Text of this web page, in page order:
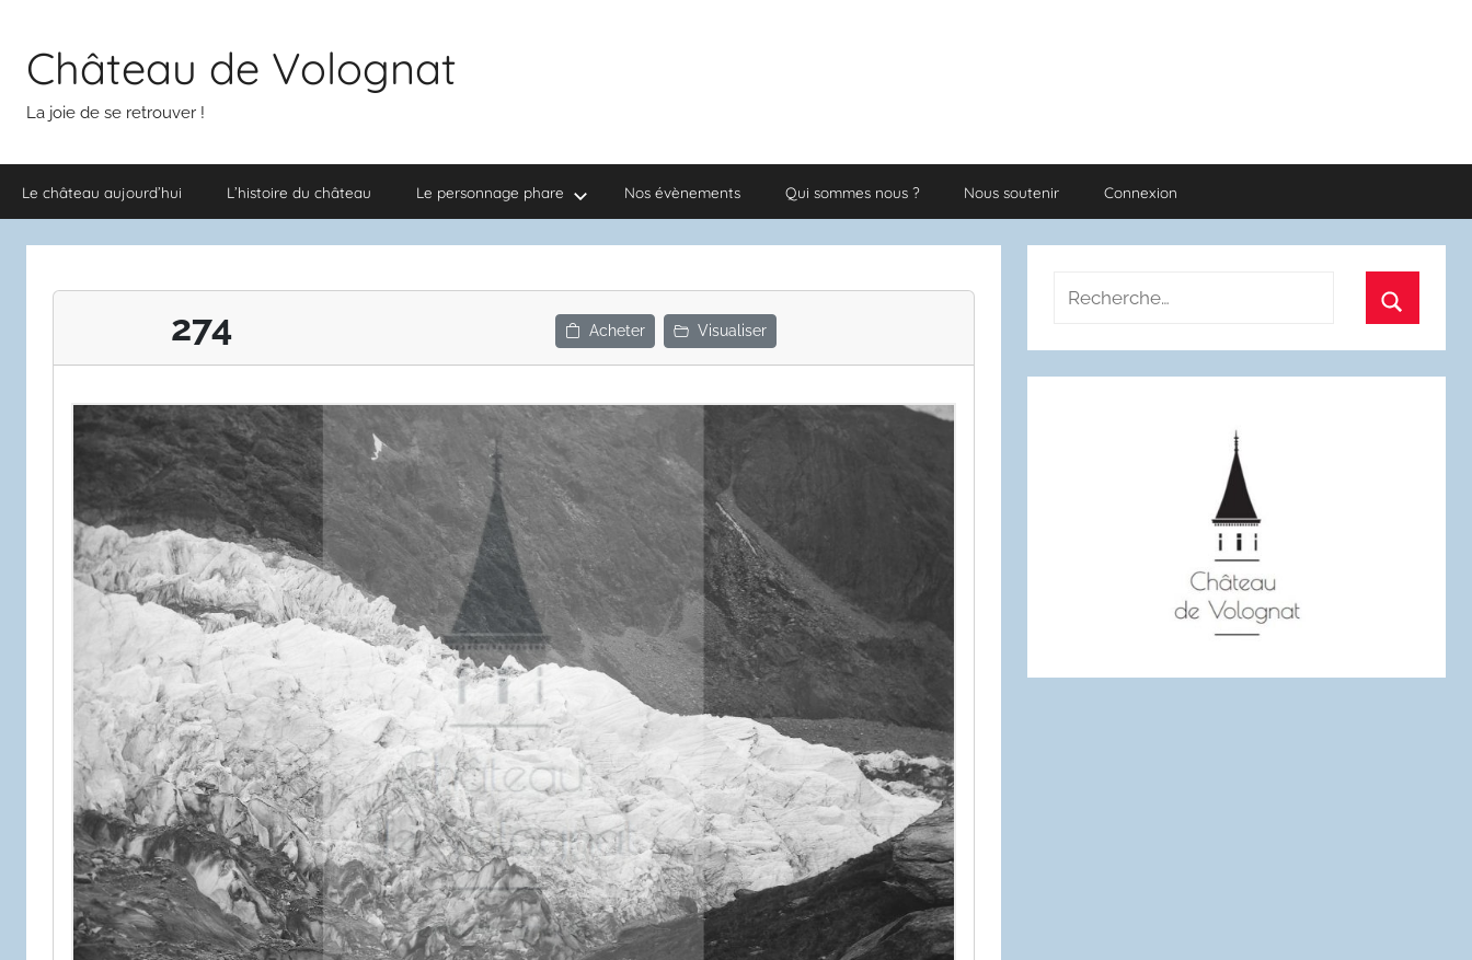
contenuChâteau de Volognat
La joie de se retrouver !
Le château aujourd’hui L’histoire du château Le personnage phare Nos évènements Qui sommes nous ? Nous soutenir Connexion
274 Acheter Visualiser
Recherche
: